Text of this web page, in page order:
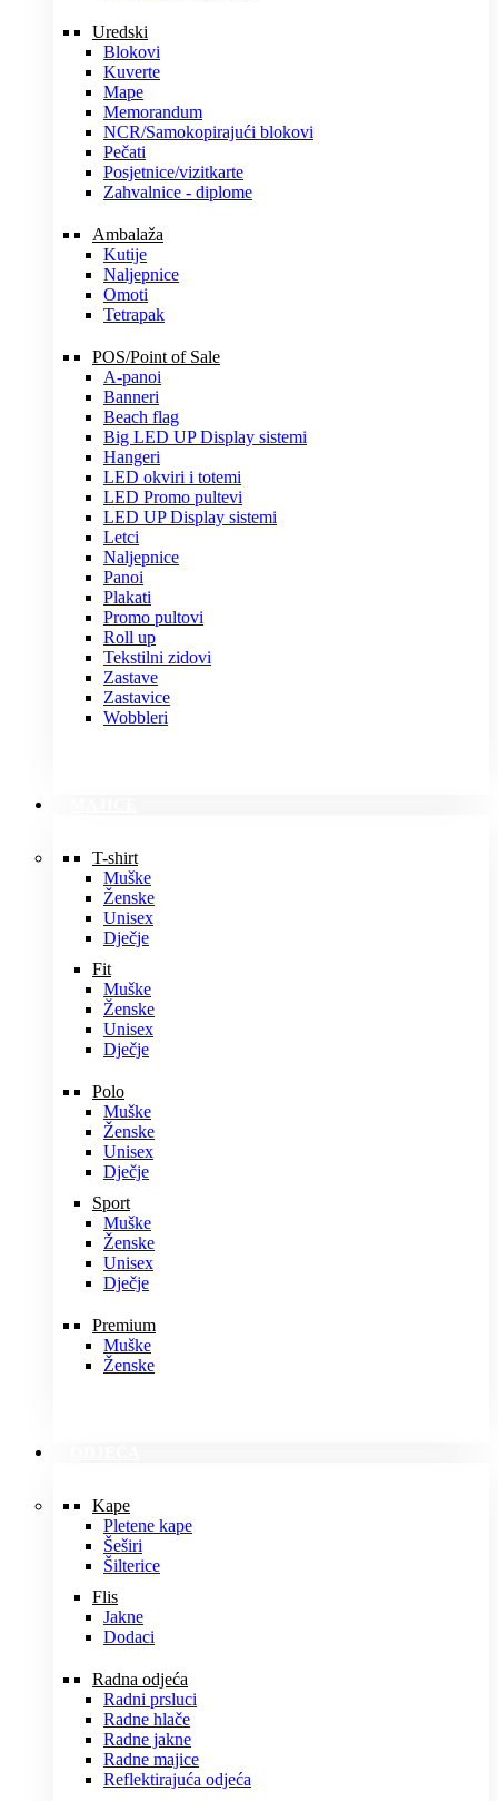
Uredski
Blokovi
Kuverte
Mape
Memorandum
NCR/Samokopirajući blokovi
Pečati
Posjetnice/vizitkarte
Zahvalnice - diplome
Ambalaža
Kutije
Naljepnice
Omoti
Tetrapak
POS/Point of Sale
A-panoi
Banneri
Beach flag
Big LED UP Display sistemi
Hangeri
LED okviri i totemi
LED Promo pultevi
LED UP Display sistemi
Letci
Naljepnice
Panoi
Plakati
Promo pultovi
Roll up
Tekstilni zidovi
Zastave
Zastavice
Wobbleri
T-shirt
Muške
Ženske
Unisex
Dječje
Fit
Muške
Ženske
Unisex
Dječje
Polo
Muške
Ženske
Unisex
Dječje
Sport
Muške
Ženske
Unisex
Dječje
Premium
Muške
Ženske
Kape
Pletene kape
Šeširi
Šilterice
Flis
Jakne
Dodaci
Radna odjeća
Radni prsluci
Radne hlače
Radne jakne
Radne majice
Reflektirajuća odjeća